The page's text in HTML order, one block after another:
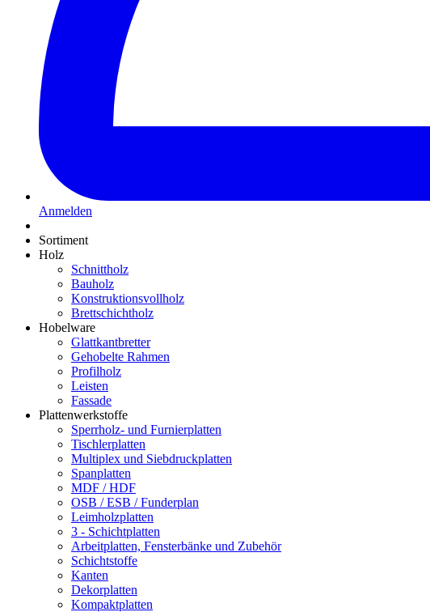
Anmelden
Sortiment
Holz
Schnittholz
Bauholz
Konstruktionsvollholz
Brettschichtholz
Hobelware
Glattkantbretter
Gehobelte Rahmen
Profilholz
Leisten
Fassade
Plattenwerkstoffe
Sperrholz- und Furnierplatten
Tischlerplatten
Multiplex und Siebdruckplatten
Spanplatten
MDF / HDF
OSB / ESB / Funderplan
Leimholzplatten
3 - Schichtplatten
Arbeitplatten, Fensterbänke und Zubehör
Schichtstoffe
Kanten
Dekorplatten
Kompaktplatten